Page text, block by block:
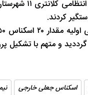
ماموران
کردند.
اسکناس‌ جعلی خارجی